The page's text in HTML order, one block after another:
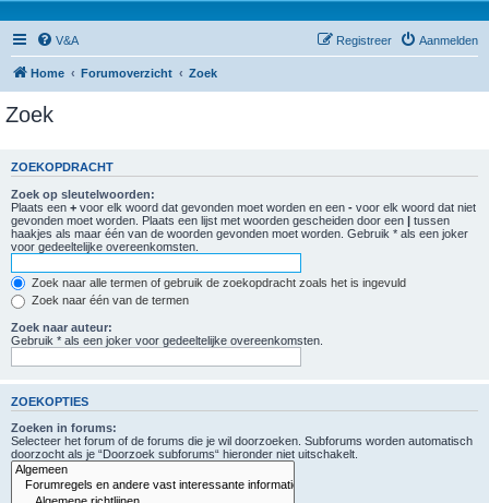
V&A Aanmelden
Registreer
Home Forumoverzicht Zoek
Zoek
ZOEKOPDRACHT
Zoek op sleutelwoorden:
Plaats een + voor elk woord dat gevonden moet worden en een - voor elk woord dat niet
gevonden moet worden. Plaats een lijst met woorden gescheiden door een | tussen
haakjes als maar één van de woorden gevonden moet worden. Gebruik * als een joker
voor gedeeltelijke overeenkomsten.
Zoek naar alle termen of gebruik de zoekopdracht zoals het is ingevuld
Zoek naar één van de termen
Zoek naar auteur:
Gebruik * als een joker voor gedeeltelijke overeenkomsten.
ZOEKOPTIES
Zoeken in forums:
Selecteer het forum of de forums die je wil doorzoeken. Subforums worden automatisch
doorzocht als je “Doorzoek subforums“ hieronder niet uitschakelt.